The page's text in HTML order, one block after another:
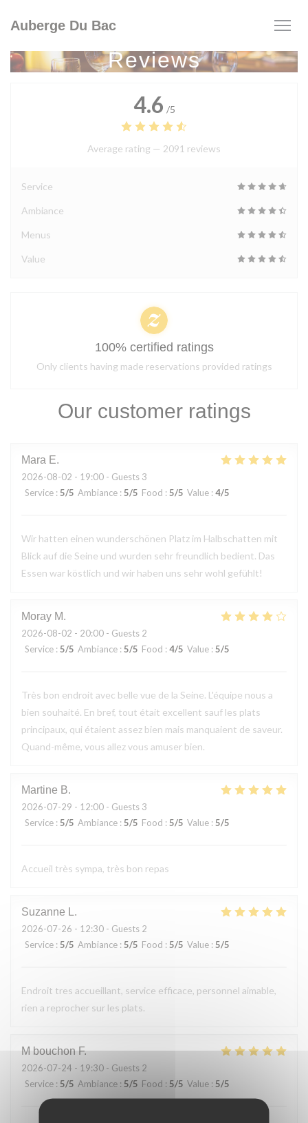
Auberge Du Bac
Reviews
Our customer ratings
Mara E
2026-08-02 - 19:00 - Guests 3
Service : 5/5 Ambiance : 5/5 Food : 5/5 Value : 4/5
Wir hatten einen wunderschönen Platz im Halbschatten mit
Blick auf die Seine und wurden sehr freundlich bedient. Das
Essen war köstlich und wir haben uns sehr wohl gefühlt!
Moray M
2026-08-02 - 20:00 - Guests 2
Service : 5/5 Ambiance : 5/5 Food : 4/5 Value : 5/5
Très bon endroit avec belle vue de la Seine. L'équipe nous a
bien souhaité. En bref, tout était excellent sauf les plats
principaux, qui étaient assez bien mais manquaient de saveur.
Quand-même, vous allez vous amuser bien.
Martine B
2026-07-29 - 12:00 - Guests 3
Service : 5/5 Ambiance : 5/5 Food : 5/5 Value : 5/5
Accueil très sympa, très bon repas
Suzanne L
2026-07-26 - 12:30 - Guests 2
Service :5/5 Ambiance : 5/5 Food : 5/5 Value : 5/5
Endroit tres accueillant, service efficace, personnel aimable,
rien a reprocher sur les plats.
M bouchon F
2026-07-24 - 19:30 - Guests 2
Service : 5/5 Ambiance : 5/5 Food : 5/5 Value : 5/5
4.6 /5
Average rating — 2091 reviews
Service
Ambiance
Menus
Value
100% certified ratings
Only clients having made reservations provided ratings